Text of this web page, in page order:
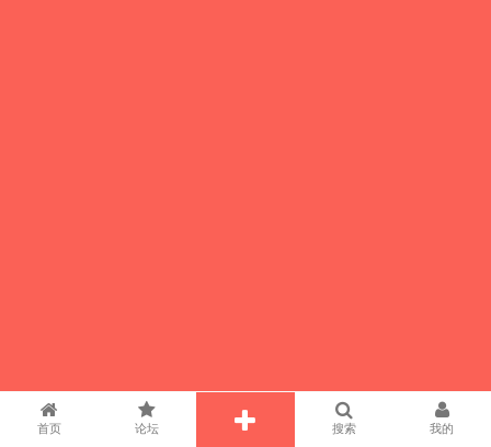
首页 论坛 搜索 我的